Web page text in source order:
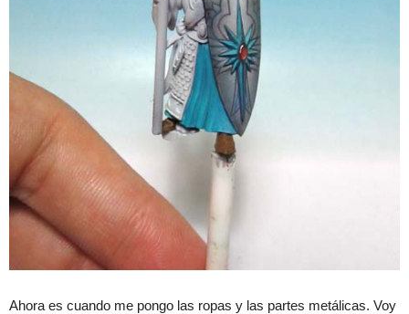
Ahora es cuando me pongo las ropas y las partes metálicas. Voy